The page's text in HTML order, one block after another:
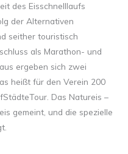
des Eisschnelllaufs
der Alternativen
seither touristisch
als Marathon- und
ergeben sich zwei
heißt für den Verein 200
Das Natureis –
gemeint, und die spezielle